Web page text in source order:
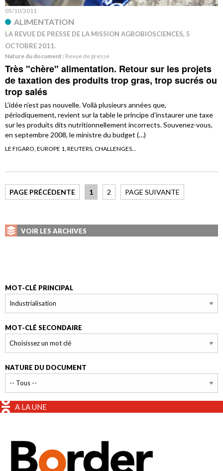
05/10/2011
ALIMENTATION
LA REVUE DE PRESSE DE LA MISSION AGROBIOSCIENCES, 5
OCTOBRE 2011.
Nature du document : Revue de presse
Très "chère" alimentation. Retour sur les projets
de taxation des produits trop gras, trop sucrés ou
trop salés
L’idée n’est pas nouvelle. Voilà plusieurs années que,
périodiquement, revient sur la table le principe d’instaurer une taxe
sur les produits dits nutritionnellement incorrects. Souvenez-vous,
en septembre 2008, le ministre du budget (…)
LE FIGARO, EUROPE 1, REUTERS, CHALLENGES...
PAGE PRÉCÉDENTE 1 2 PAGE SUIVANTE
VOIR LES ARCHIVES
MOT-CLÉ PRINCIPAL
MOT-CLÉ SECONDAIRE
NATURE DU DOCUMENT
A LA UNE